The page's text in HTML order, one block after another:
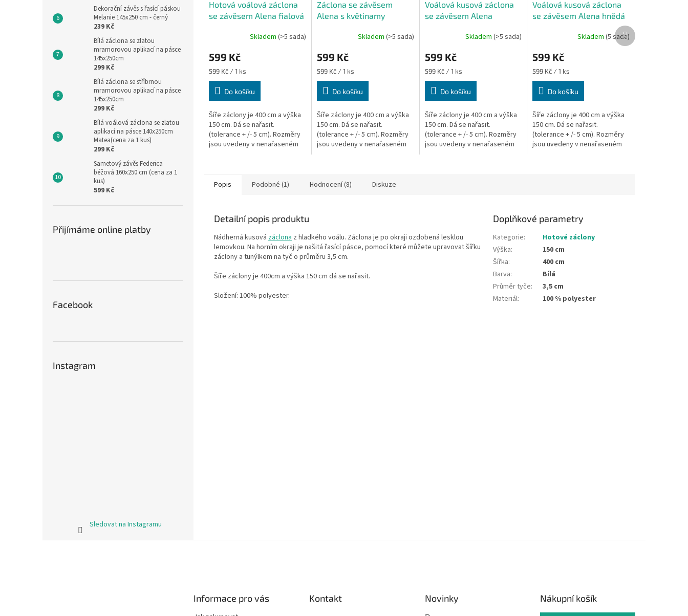
Dekorační závěs s řasící páskou
Melanie 145x250 cm - černý
239 Kč
Bílá záclona se zlatou
mramorovou aplikací na pásce
145x250cm
299 Kč
Bílá záclona se stříbrnou
mramorovou aplikací na pásce
145x250cm
299 Kč
Bílá voálová záclona se zlatou
aplikací na pásce 140x250cm
Matea(cena za 1 kus)
299 Kč
Sametový závěs Federica
béžová 160x250 cm (cena za 1
kus)
599 Kč
Přijímáme online platby
Facebook
Instagram
Sledovat na Instagramu
Hotová voálová záclona
se závěsem Alena fialová
produktu
je
5,0
Skladem (>5 sada)
599 Kč
Měrná
cena:
599 Kč / 1 ks
Do košíku
Šíře záclony je 400 cm a výška
150 cm. Dá se nařasit.
(tolerance + /- 5 cm). Rozměry
jsou uvedeny v nenařaseném
Záclona se závěsem
Alena s květinamy
Skladem (>5 sada)
599 Kč
Měrná
cena:
599 Kč / 1 ks
Do košíku
Šíře záclony je 400 cm a výška
150 cm. Dá se nařasit.
(tolerance + /- 5 cm). Rozměry
jsou uvedeny v nenařaseném
Voálová kusová záclona
se závěsem Alena
produktu
je
5,0
Skladem(>5 sada)
599 Kč
Měrná
cena:
599 Kč / 1 ks
Do košíku
Šíře záclony je 400 cm a výška
150 cm. Dá se nařasit.
(tolerance + /- 5 cm). Rozměry
jsou uvedeny v nenařaseném
Voálová kusová záclona
se závěsem Alena hnědá
produktu
je
5,0
Skladem(5 sada)
599 Kč
Měrná
cena:
599 Kč / 1 ks
Do košíku
Šíře záclony je 400 cm a výška
150 cm. Dá se nařasit.
(tolerance + /- 5 cm). Rozměry
jsou uvedeny v nenařaseném
Další
produkt
Popis Podobné (1) Hodnocení (8) Diskuze
Detailní popis produktu
Nádherná kusová záclona z hladkého voálu. Záclona je po okraji ozdobená lesklou
lemovkou. Na horním okraji je našitá řasící pásce, pomocí které můžete upravovat šířku
záclony a tunýlkem na tyč o průměru 3,5 cm.
Šíře záclony je 400cm a výška 150 cm dá se nařasit.
Složení: 100% polyester.
Doplňkové parametry
Kategorie:
Hotové záclony
Výška:
150 cm
Šířka:
400 cm
Barva:
Bílá
Průměr tyče:
3,5 cm
Materiál: 100 % polyester
Informace pro vás Kontakt Novinky Nákupní košík